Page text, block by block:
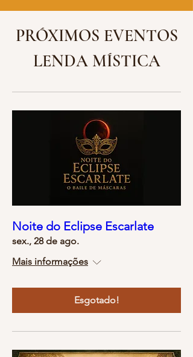
PRÓXIMOS EVENTOS
LENDA MÍSTICA
Noite do Eclipse Escarlate
sex., 28 de ago.
Mais informações
Esgotado!